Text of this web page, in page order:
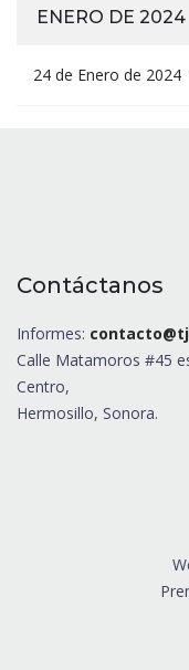
ENERO DE 2024
24 de Enero de 2024
Contáctanos
Informes:
Calle Matamoros #45
Centro,
Hermosillo, Sonora.